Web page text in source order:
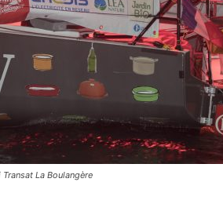
La Boulangère